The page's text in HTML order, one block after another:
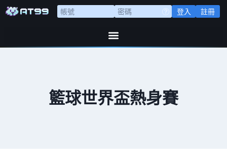
登入 註冊
籃球世界盃熱身賽